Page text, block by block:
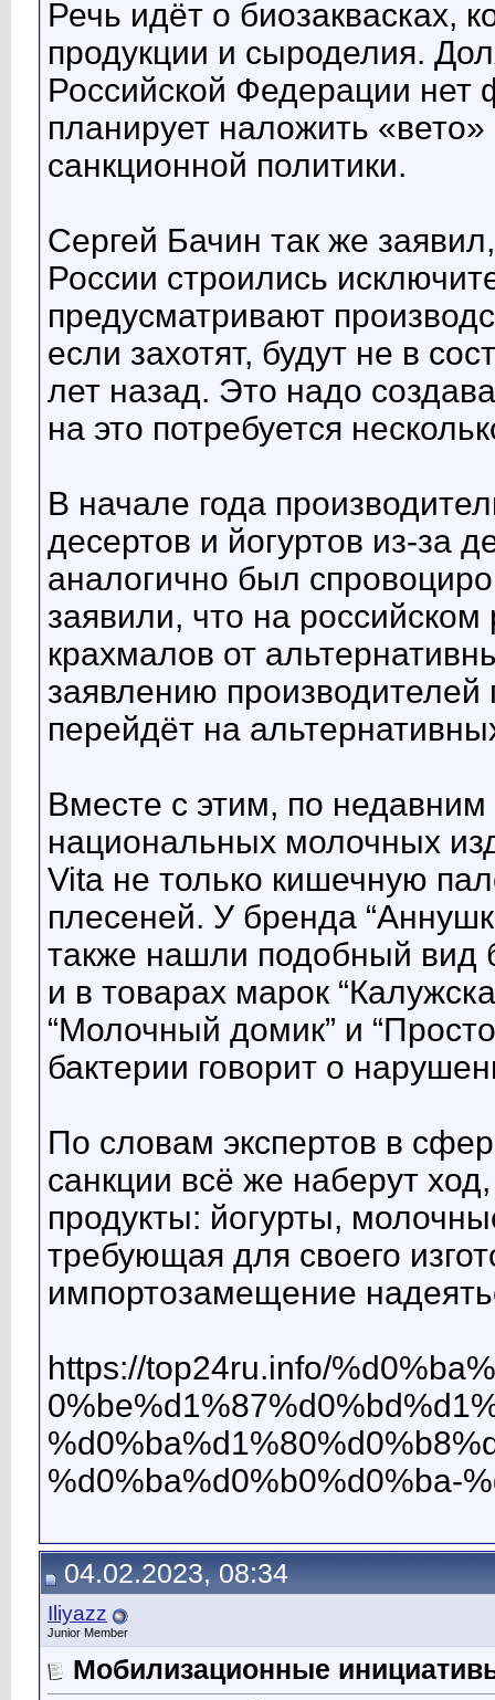
Речь идёт о биозаквасках,
продукции и сыроделия.
Российской Федерации нет
планирует наложить
санкционной политики.
Сергей Бачин так же
России строились
предусматривают
если захотят, будут не в
лет назад. Это надо
на это потребуется
В начале года
десертов и йогуртов из-за
аналогично был
заявили, что на
крахмалов от
заявлению
перейдёт на
Вместе с этим, по
национальных молочных
Vita не только кишечную
плесеней. У бренда
также нашли подобный вид
и в товарах марок
“Молочный домик” и
бактерии говорит о
По словам экспертов в
санкции всё же наберут
продукты: йогурты,
требующая для своего
импортозамещение
https://top24ru.info/
%d0%ba%d0%b0%d0%ba-
04.02.2023, 08:34
Iliyazz
Junior Member
Мобилизационные